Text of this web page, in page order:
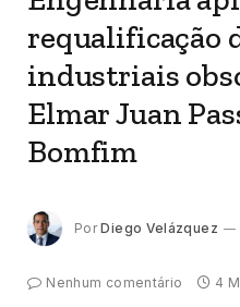
requalificação
industriais
Elmar Juan
Bomfim
Por Diego Velázquez
Nenhum comentário 4